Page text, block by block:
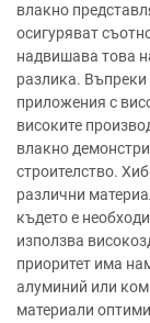
влакно
осигуряват
надвишава това
разлика.
приложения с
високите
влакно
строителство.
различни
където е
използва
приоритет има
алуминий или
материали